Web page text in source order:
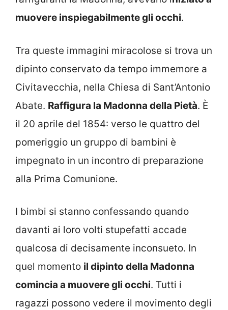
muovere inspiegabilmente gli occhi.
Tra queste immagini miracolose si trova un
dipinto conservato da tempo immemore a
Civitavecchia, nella Chiesa di Sant’Antonio
Abate. Raffigura la Madonna della Pietà. È
il 20 aprile del 1854: verso le quattro del
pomeriggio un gruppo di bambini è
impegnato in un incontro di preparazione
alla Prima Comunione.
I bimbi si stanno confessando quando
davanti ai loro volti stupefatti accade
qualcosa di decisamente inconsueto. In
quel momento il dipinto della Madonna
comincia a muovere gli occhi. Tutti i
ragazzi possono vedere il movimento degli